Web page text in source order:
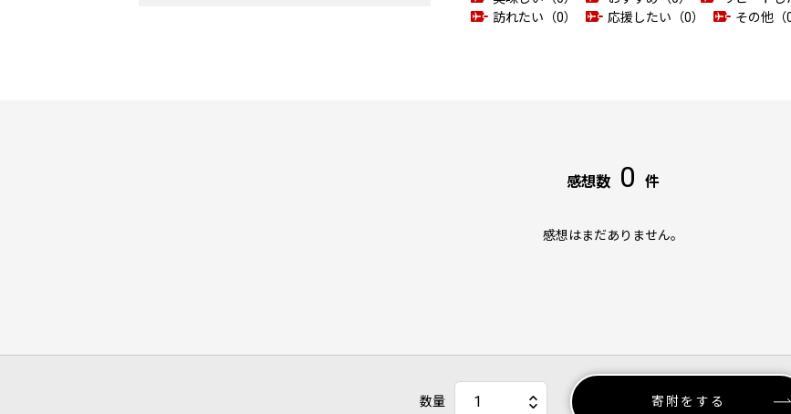
訪れたい（0）
応援したい（0） その他（0
感想数 0 件
感想はまだありません。
数量 寄附をする